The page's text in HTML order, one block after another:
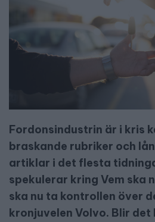
Fordonsindustrin är i kris
braskande rubriker och
artiklar i det flesta
spekulerar kring Vem ska
ska nu ta kontrollen över
kronjuvelen Volvo. Blir det